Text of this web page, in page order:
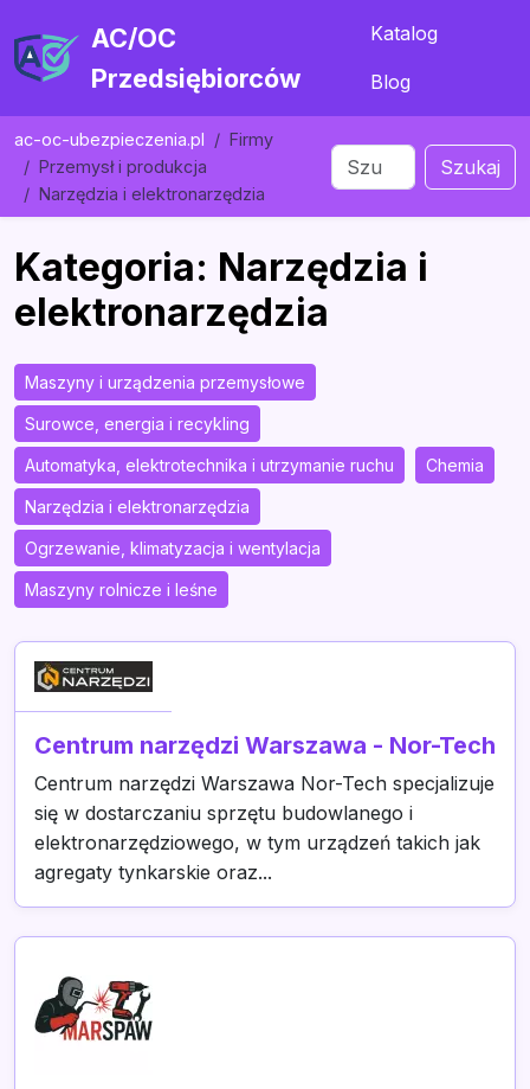
AC/OC
Przedsiębiorców
Katalog
Blog
ac-oc-ubezpieczenia.pl
Firmy
Przemysł i produkcja
Narzędzia i elektronarzędzia
Szukaj
Kategoria: Narzędzia i
elektronarzędzia
Maszyny i urządzenia przemysłowe
Surowce, energia i recykling
Automatyka, elektrotechnika i utrzymanie ruchu Chemia
Narzędzia i elektronarzędzia
Ogrzewanie, klimatyzacja i wentylacja
Maszyny rolnicze i leśne
Centrum narzędzi Warszawa - Nor-Tech
Centrum narzędzi Warszawa Nor-Tech specjalizuje
się w dostarczaniu sprzętu budowlanego i
elektronarzędziowego, w tym urządzeń takich jak
agregaty tynkarskie oraz...